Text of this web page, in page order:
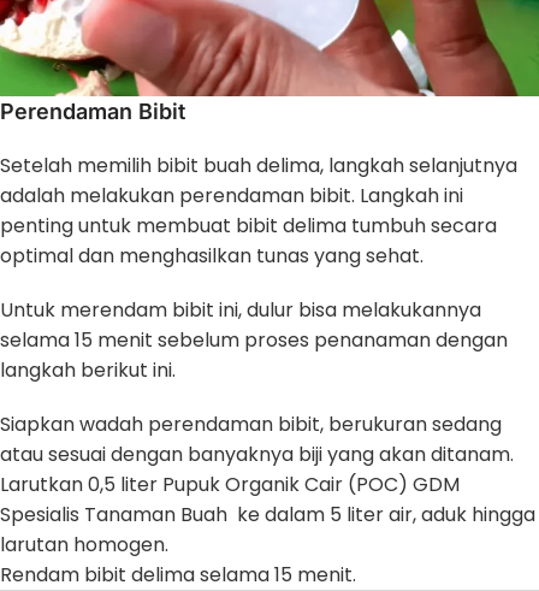
Perendaman Bibit
Setelah memilih bibit buah delima, langkah selanjutnya
adalah melakukan perendaman bibit. Langkah ini
penting untuk membuat bibit delima tumbuh secara
optimal dan menghasilkan tunas yang sehat.
Untuk merendam bibit ini, dulur bisa melakukannya
selama 15 menit sebelum proses penanaman dengan
langkah berikut ini.
Siapkan wadah perendaman bibit, berukuran sedang
atau sesuai dengan banyaknya biji yang akan ditanam.
Larutkan 0,5 liter Pupuk Organik Cair (POC) GDM
Spesialis Tanaman Buah ke dalam 5 liter air, aduk hingga
larutan homogen.
Rendam bibit delima selama 15 menit.